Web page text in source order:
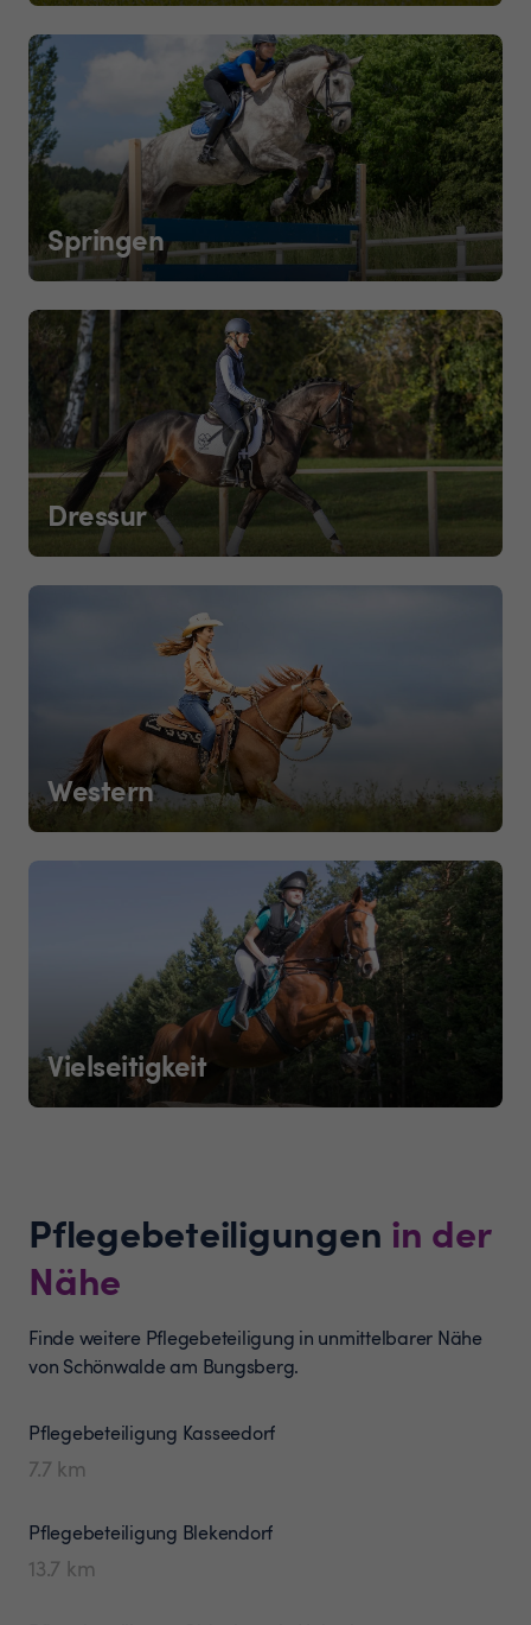
Springen
Dressur
Western
Vielseitigkeit
Pflegebeteiligungen in der
Nähe
Finde weitere Pflegebeteiligung in unmittelbarer Nähe
von Schönwalde am Bungsberg.
Pflegebeteiligung Kasseedorf
7.7 km
Pflegebeteiligung Blekendorf
13.7 km